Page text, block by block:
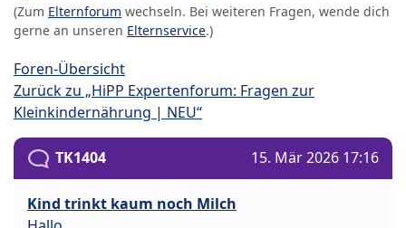
(Zum Elternforum wechseln. Bei weiteren Fragen, wende dich
gerne an unseren Elternservice.)
Foren-Übersicht
Zurück zu „HiPP Expertenforum: Fragen zur
Kleinkindernährung | NEU“
TK1404 15. Mär 2026 17:16
Kind trinkt kaum noch Milch